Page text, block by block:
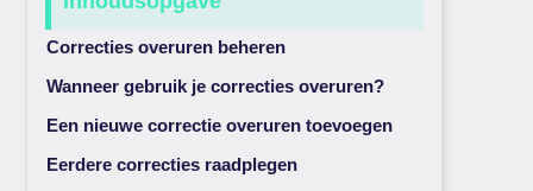
Correcties overuren beheren
Wanneer gebruik je correcties overuren?
Een nieuwe correctie overuren toevoegen
Eerdere correcties raadplegen